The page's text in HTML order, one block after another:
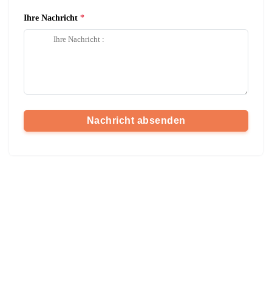
Ihre Nachricht
Nachricht absenden